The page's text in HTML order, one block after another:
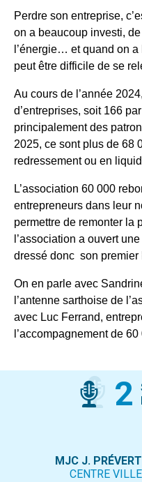
Perdre son entreprise,
on a beaucoup investi,
l’énergie… et quand on a
peut être difficile de se
Au cours de l’année
d’entreprises, soit 166
principalement des
2025, ce sont plus de 68
redressement ou en
L’association 60 000
entrepreneurs dans leur
permettre de remonter la
l’association a ouvert
dressé donc son premier
On en parle avec
l’antenne sarthoise de
avec Luc Ferrand,
l’accompagnement de
2
MJC J. PRÉVERT
CENTRE VILLE